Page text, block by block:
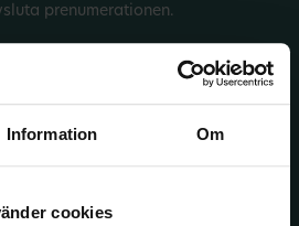
Information Om
cookies
prenumerationen.